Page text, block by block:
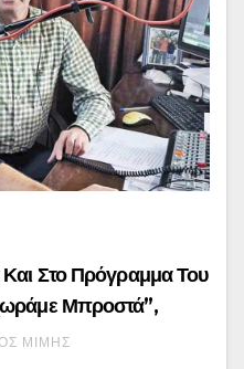
Στο Πρόγραμμα Του
Μπροστά”,
Κωνσταντίνος
ΜΊΜΗΣ